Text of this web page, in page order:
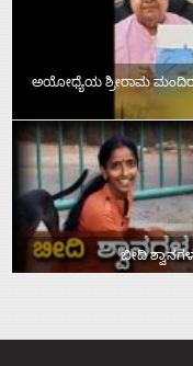
ಅಯೋಧ್ಯೆಯ ಶ್ರೀರಾಮ ಮಂದಿರ
ಬೀದಿ